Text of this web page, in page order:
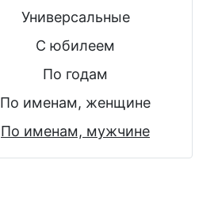
Универсальные
С юбилеем
По годам
По именам, женщине
По именам, мужчине